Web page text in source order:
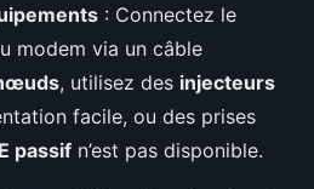
: Connectez le
modem via un câble
, utilisez des injecteurs
facile, ou des prises
passif n’est pas disponible.